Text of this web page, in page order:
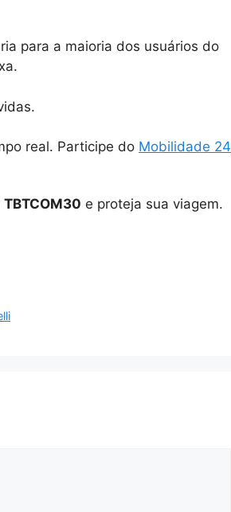
para a maioria dos usuários do
real. Participe do Mobilidade 24
TBTCOM30 e proteja sua viagem.